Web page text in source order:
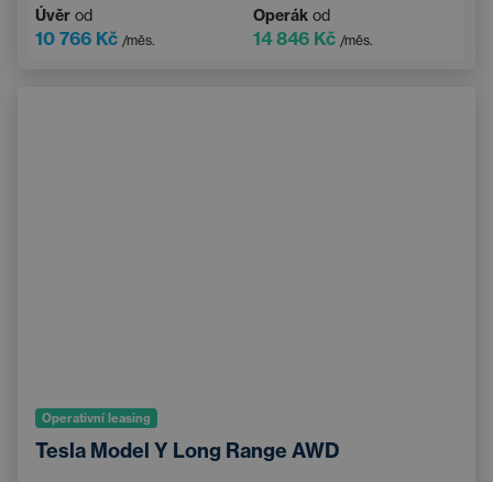
Parkovací kamera Elektricky nastavitelná sedadla
Úvěr od
10 766 Kč /měs.
Operák od
14 846 Kč /měs.
Operativní leasing
Tesla Model Y Long Range AWD